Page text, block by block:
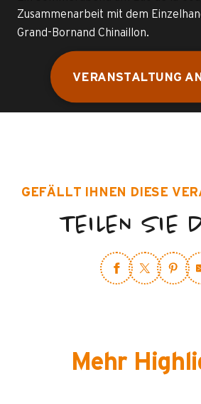
Zusammenarbeit mit dem
Grand-Bornand Chinaillon.
VERANSTALTUNG
GEFÄLLT IHNEN DIESE
TEILEN SIE
Mehr